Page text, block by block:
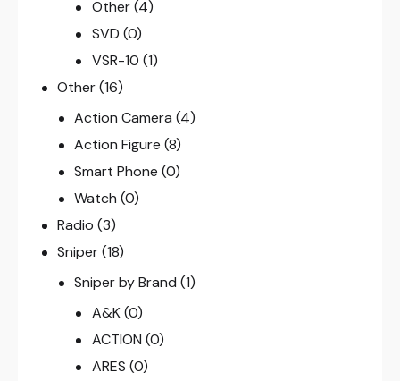
Other (4)
SVD (0)
VSR-10 (1)
Other(16)
Action Camera (4)
Action Figure (8)
Smart Phone (0)
Watch (0)
Radio (3)
Sniper(18)
Sniper by Brand (1)
A&K (0)
ACTION (0)
ARES (0)